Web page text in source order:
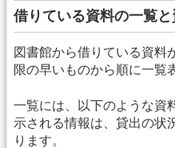
借りている資料の一覧
図書館から借りている資料
限の早いものから順に一覧
一覧には、以下のような資
示される情報は、貸出の状
ります。